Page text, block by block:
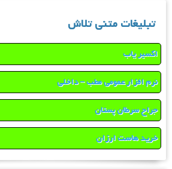
تبلیغات متنی تلاش
اکسیر یاب
نرم افزار عمومی مطب – داخلی
جراح سرطان پستان
خرید هاست ارزان